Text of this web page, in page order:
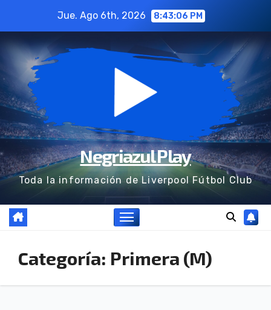
contenido
Jue. Ago 6th, 2026 8:43:06 PM
Negriazul Play
Toda la información de Liverpool Fútbol Club
Categoría: Primera (M)